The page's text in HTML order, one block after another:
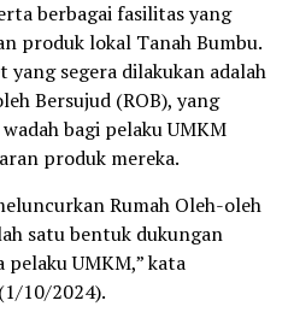
berbagai fasilitas yang
produk lokal Tanah Bumbu.
yang segera dilakukan adalah
Bersujud (ROB), yang
bagi pelaku UMKM
produk mereka.
Rumah Oleh-oleh
satu bentuk dukungan
UMKM,” kata
10/2024).